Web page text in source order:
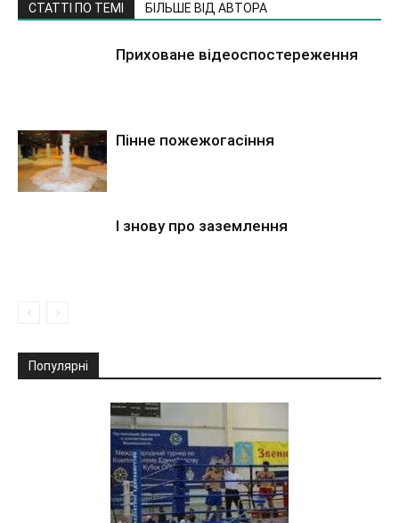
СТАТТІ ПО ТЕМІ БІЛЬШЕ ВІД АВТОРА
Приховане відеоспостереження
Пінне пожежогасіння
І знову про заземлення
Популярні